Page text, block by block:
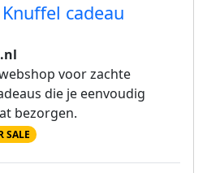
cadeau
voor zachte
die je eenvoudig
bezorgen.
SALE